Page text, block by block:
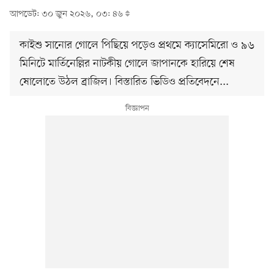
আপডেট: ৩০ জুন ২০২৬, ০৩: ৪৬
কাইশু সানোর গোলে পিছিয়ে পড়েও প্রথমে ক্যাসেমিরো ও ৯৬
মিনিটে মার্তিনেল্লির নাটকীয় গোলে জাপানকে হারিয়ে শেষ
ষোলোতে উঠল ব্রাজিল। বিস্তারিত ভিডিও প্রতিবেদনে...